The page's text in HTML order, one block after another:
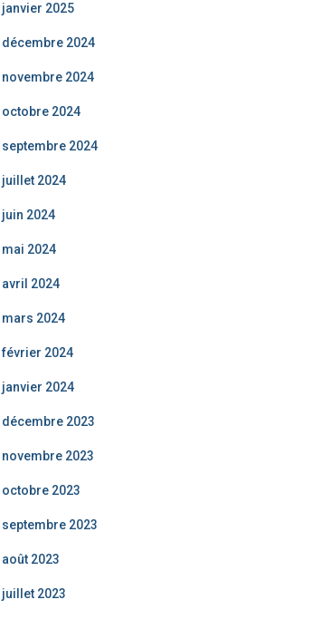
janvier 2025
décembre 2024
novembre 2024
octobre 2024
septembre 2024
juillet 2024
juin 2024
mai 2024
avril 2024
mars 2024
février 2024
janvier 2024
décembre 2023
novembre 2023
octobre 2023
septembre 2023
août 2023
juillet 2023